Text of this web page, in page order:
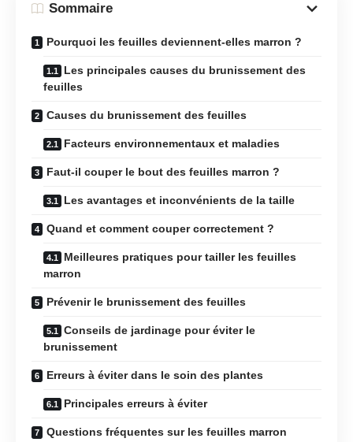
Sommaire
Pourquoi les feuilles deviennent-elles marron ?
Les principales causes du brunissement des
feuilles
Causes du brunissement des feuilles
Facteurs environnementaux et maladies
Faut-il couper le bout des feuilles marron ?
Les avantages et inconvénients de la taille
Quand et comment couper correctement ?
Meilleures pratiques pour tailler les feuilles
marron
Prévenir le brunissement des feuilles
Conseils de jardinage pour éviter le
brunissement
Erreurs à éviter dans le soin des plantes
Principales erreurs à éviter
Questions fréquentes sur les feuilles marron